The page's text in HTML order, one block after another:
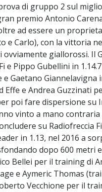
di gruppo 2 sul
premio Antonio
ad essere un
e Carlo), con la vittoria
giallorossi. Il
e Pippo Gubellini in
Gaetano
Effe e Andrea Guzzinati
poi fare dispersione
vinto a mano
su Radiofreccia
in 1.13, nel 2016 a
dopo 600
Bellei per il training di
e Aymeric Thomas
Vecchione per il